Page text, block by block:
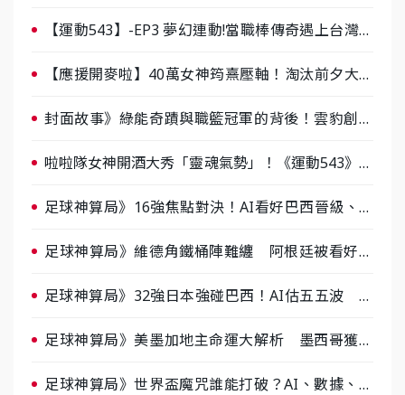
【運動543】-EP3 夢幻連動!當職棒傳奇遇上台灣女
【應援開麥啦】40萬女神筠熹壓軸！淘汰前夕大混
封面故事》綠能奇蹟與職籃冠軍的背後！雲豹創辦
啦啦隊女神開酒大秀「靈魂氣勢」！《運動543》微
足球神算局》16強焦點對決！AI看好巴西晉級、數
足球神算局》維德角鐵桶陣難纏 阿根廷被看好下
足球神算局》32強日本強碰巴西！AI估五五波 牛
足球神算局》美墨加地主命運大解析 墨西哥獲數
足球神算局》世界盃魔咒誰能打破？AI、數據、塔